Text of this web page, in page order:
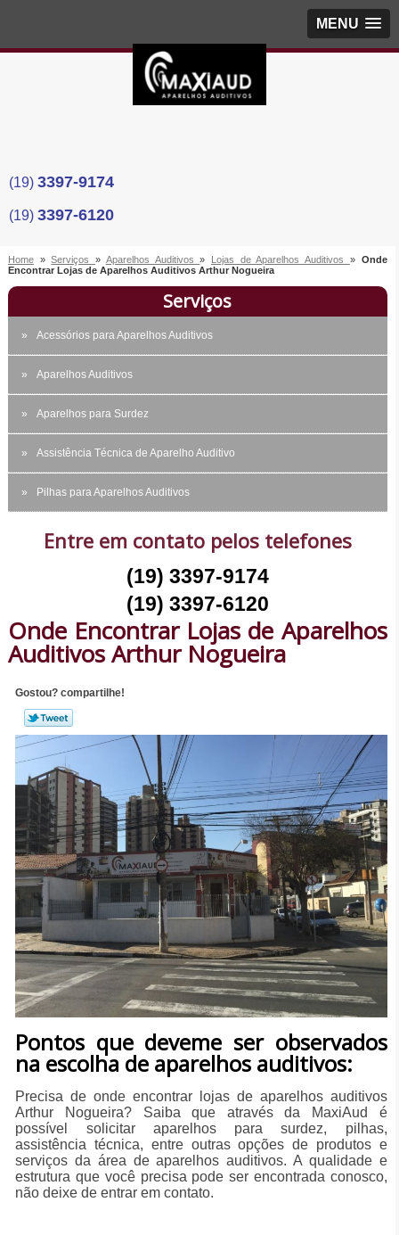
MENU
(19) 3397-9174
(19) 3397-6120
Home »Serviços» Aparelhos Auditivos» Lojas de Aparelhos Auditivos » Onde
Encontrar Lojas de Aparelhos Auditivos Arthur Nogueira
Serviços
Acessórios para Aparelhos Auditivos
Aparelhos Auditivos
Aparelhos para Surdez
Assistência Técnica de Aparelho Auditivo
Pilhas para Aparelhos Auditivos
Entre em contato pelos telefones
(19) 3397-9174
(19) 3397-6120
Onde Encontrar Lojas de Aparelhos
Auditivos Arthur Nogueira
Gostou? compartilhe!
Pontos que deveme ser observados
na escolha de aparelhos auditivos:
Precisa de onde encontrar lojas de aparelhos auditivos
Arthur Nogueira? Saiba que através da MaxiAud é
possível solicitar aparelhos para surdez, pilhas,
assistência técnica, entre outras opções de produtos e
serviços da área de aparelhos auditivos. A qualidade e
estrutura que você precisa pode ser encontrada conosco,
não deixe de entrar em contato.